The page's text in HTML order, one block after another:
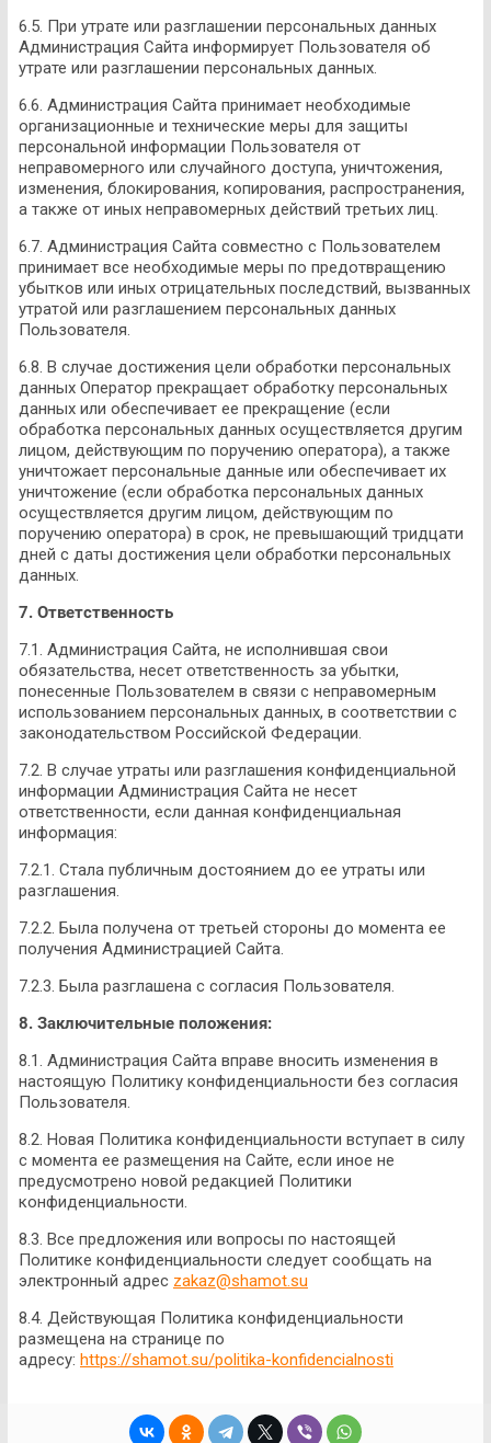
6.5. При утрате или разглашении персональных данных
Администрация Сайта информирует Пользователя об
утрате или разглашении персональных данных.
6.6. Администрация Сайта принимает необходимые
организационные и технические меры для защиты
персональной информации Пользователя от
неправомерного или случайного доступа, уничтожения,
изменения, блокирования, копирования, распространения,
а также от иных неправомерных действий третьих лиц.
6.7. Администрация Сайта совместно с Пользователем
принимает все необходимые меры по предотвращению
убытков или иных отрицательных последствий, вызванных
утратой или разглашением персональных данных
Пользователя.
6.8. В случае достижения цели обработки персональных
данных Оператор прекращает обработку персональных
данных или обеспечивает ее прекращение (если
обработка персональных данных осуществляется другим
лицом, действующим по поручению оператора), а также
уничтожает персональные данные или обеспечивает их
уничтожение (если обработка персональных данных
осуществляется другим лицом, действующим по
поручению оператора) в срок, не превышающий тридцати
дней с даты достижения цели обработки персональных
данных.
7. Ответственность
7.1. Администрация Сайта, не исполнившая свои
обязательства, несет ответственность за убытки,
понесенные Пользователем в связи с неправомерным
использованием персональных данных, в соответствии с
законодательством Российской Федерации.
7.2. В случае утраты или разглашения конфиденциальной
информации Администрация Сайта не несет
ответственности, если данная конфиденциальная
информация:
7.2.1. Стала публичным достоянием до ее утраты или
разглашения.
7.2.2. Была получена от третьей стороны до момента ее
получения Администрацией Сайта.
7.2.3. Была разглашена с согласия Пользователя.
8. Заключительные положения:
8.1. Администрация Сайта вправе вносить изменения в
настоящую Политику конфиденциальности без согласия
Пользователя.
8.2. Новая Политика конфиденциальности вступает в силу
с момента ее размещения на Сайте, если иное не
предусмотрено новой редакцией Политики
конфиденциальности.
8.3. Все предложения или вопросы по настоящей
Политике конфиденциальности следует сообщать на
электронный адрес zakaz@shamot.su
8.4. Действующая Политика конфиденциальности
размещена на странице по
адресу: https://shamot.su/politika-konfidencialnosti